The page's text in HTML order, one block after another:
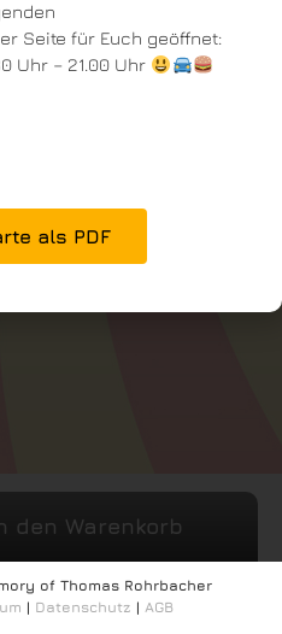
den Warenkorb
of Thomas Rohrbacher
| Datenschutz | AGB
Seite für Euch geöffnet:
Uhr – 21.00 Uhr
als PDF